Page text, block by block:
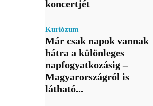
koncertjét
Kuriózum
Már csak napok vannak
hátra a különleges
napfogyatkozásig –
Magyarországról is
látható...